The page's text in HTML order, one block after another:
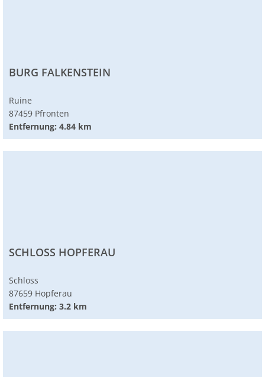
BURG FALKENSTEIN
Ruine
87459 Pfronten
Entfernung: 4.84 km
SCHLOSS HOPFERAU
Schloss
87659 Hopferau
Entfernung: 3.2 km